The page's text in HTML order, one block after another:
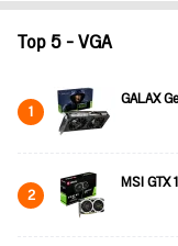
Top 5 - VGA
1 GALAX
2 MSI GTX